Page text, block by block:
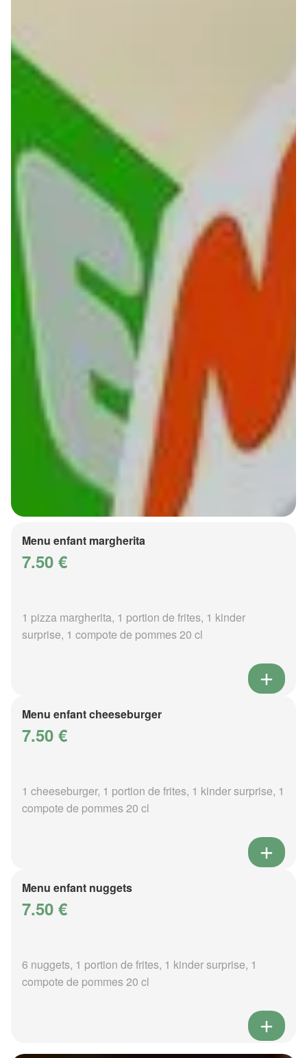
Menu enfant margherita
7.50 €
1 pizza margherita, 1 portion de frites, 1 kinder
surprise, 1 compote de pommes 20 cl
Menu enfant cheeseburger
7.50 €
1 cheeseburger, 1 portion de frites, 1 kinder surprise, 1
compote de pommes 20 cl
Menu enfant nuggets
7.50 €
6 nuggets, 1 portion de frites, 1 kinder surprise, 1
compote de pommes 20 cl